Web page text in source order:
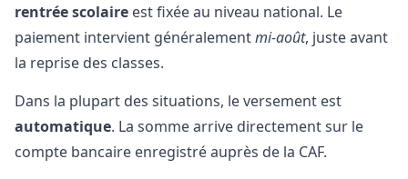
rentrée scolaire est fixée au niveau national. Le
paiement intervient généralementmi-août, juste avant
la reprise des classes.
Dans la plupart des situations, le versement est
automatique. La somme arrive directement sur le
compte bancaire enregistré auprès de la CAF.